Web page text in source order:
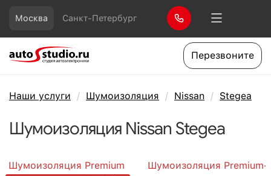
Москва Санкт-Петербург
Перезвоните
Наши услуги Шумоизоляция Nissan Stegea
Шумоизоляция Nissan Stegea
Шумоизоляция Premium
Шумоизоляция Premium+